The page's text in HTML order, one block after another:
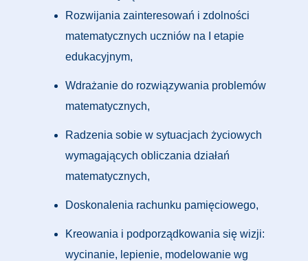
Rozwijania zainteresowań i zdolności
matematycznych uczniów na I etapie
edukacyjnym,
Wdrażanie do rozwiązywania problemów
matematycznych,
Radzenia sobie w sytuacjach życiowych
wymagających obliczania działań
matematycznych,
Doskonalenia rachunku pamięciowego,
Kreowania i podporządkowania się wizji:
wycinanie, lepienie, modelowanie wg